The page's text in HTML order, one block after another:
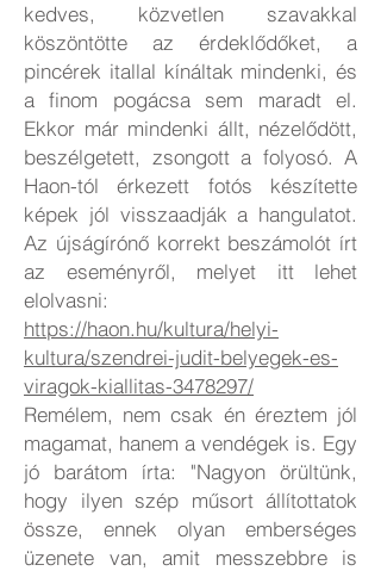
kedves, közvetlen szavakkal
köszöntötte az érdeklődőket, a
pincérek itallal kínáltak mindenki, és
a finom pogácsa sem maradt el.
Ekkor már mindenki állt, nézelődött,
beszélgetett, zsongott a folyosó. A
Haon-tól érkezett fotós készítette
képek jól visszaadják a hangulatot.
Az újságírónő korrekt beszámolót írt
az eseményről, melyet itt lehet
elolvasni:
https://haon.hu/kultura/helyi-
kultura/szendrei-judit-belyegek-es-
viragok-kiallitas-3478297/
Remélem, nem csak én éreztem jól
magamat, hanem a vendégek is. Egy
jó barátom írta: "Nagyon örültünk,
hogy ilyen szép műsort állítottatok
össze, ennek olyan emberséges
üzenete van, amit messzebbre is